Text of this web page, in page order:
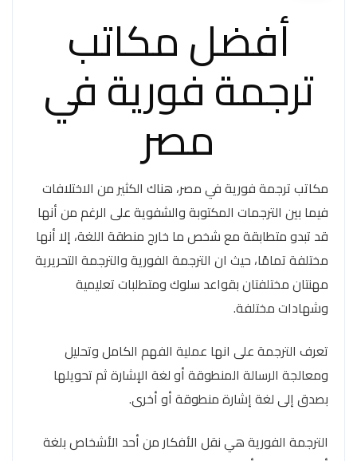
أفضل مكاتب
ترجمة فورية في
مصر
مكاتب ترجمة فورية في مصر، هناك الكثير من الاختلافات
فيما بين الترجمات المكتوبة والشفوية على الرغم من أنها
قد تبدو متطابقة مع شخص ما خارج منطقة اللغة، إلا أنها
مختلفة تمامًا، حيث ان الترجمة الفورية والترجمة التحريرية
مهنتان مختلفتان بقواعد سلوك ومتطلبات تعليمية
وشهادات مختلفة.
تعرف الترجمة على انها عملية الفهم الكامل وتحليل
ومعالجة الرسالة المنطوقة أو لغة الإشارة ثم تحويلها
بصدق إلى لغة إشارة منطوقة أو أخرى.
الترجمة الفورية هي نقل الأفكار من أحد الأشخاص بلغة